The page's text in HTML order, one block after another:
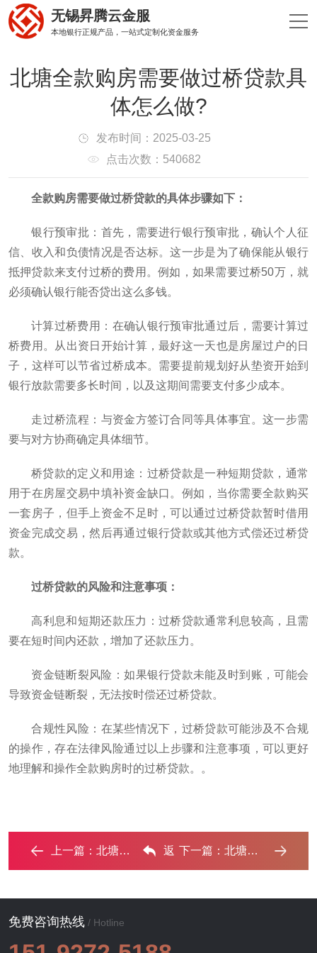
无锡昇腾云金服
本地银行正规产品，一站式定制化资金服务
北塘全款购房需要做过桥贷款具
体怎么做?
发布时间：2025-03-25
点击次数：540682
‌全款购房需要做过桥贷款的具体步骤如下‌：
‌银行预审批‌：首先，需要进行银行预审批，确认个人征
信、收入和负债情况是否达标。这一步是为了确保能从银行
抵押贷款来支付过桥的费用。例如，如果需要过桥50万，就
必须确认银行能否贷出这么多钱‌。‌
计算过桥费用‌：在确认银行预审批通过后，需要计算过
桥费用。从出资日开始计算，最好这一天也是房屋过户的日
子，这样可以节省过桥成本。需要提前规划好从垫资开始到
银行放款需要多长时间，以及这期间需要支付多少成本‌。
‌走过桥流程‌：与资金方签订合同等具体事宜。这一步需
要与对方协商确定具体细节‌。
桥贷款的定义和用途‌：过桥贷款是一种短期贷款，通常
用于在房屋交易中填补资金缺口。例如，当你需要全款购买
一套房子，但手上资金不足时，可以通过过桥贷款暂时借用
资金完成交易，然后再通过银行贷款或其他方式偿还过桥贷
款‌。
过桥贷款的风险和注意事项‌：
‌高利息和短期还款压力‌：过桥贷款通常利息较高，且需
要在短时间内还款，增加了还款压力。
‌资金链断裂风险‌：如果银行贷款未能及时到账，可能会
导致资金链断裂，无法按时偿还过桥贷款。
‌合规性风险‌：在某些情况下，过桥贷款可能涉及不合规
的操作，存在法律风险‌通过以上步骤和注意事项，可以更好
地理解和操作全款购房时的过桥贷款。。
上一篇： 北塘房子解除抵押需要什么手续？‌ 返 下一篇：北塘房子不是自己的能去办理房屋抵押贷款吗？ ...‌
免费咨询热线 / Hotline